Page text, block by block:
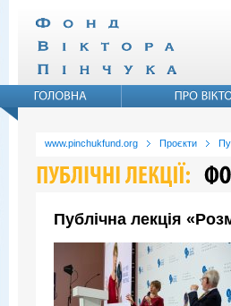
www.pinchukfund.org Проєкти
Публічна лекція